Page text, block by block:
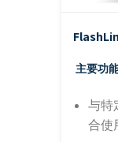
主要功
与特
合使